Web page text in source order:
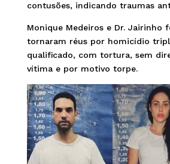
contusões, indicando traumas
Monique Medeiros e Dr. Jairinho
tornaram réus por homicídio
qualificado, com tortura, sem
vítima e por motivo torpe.